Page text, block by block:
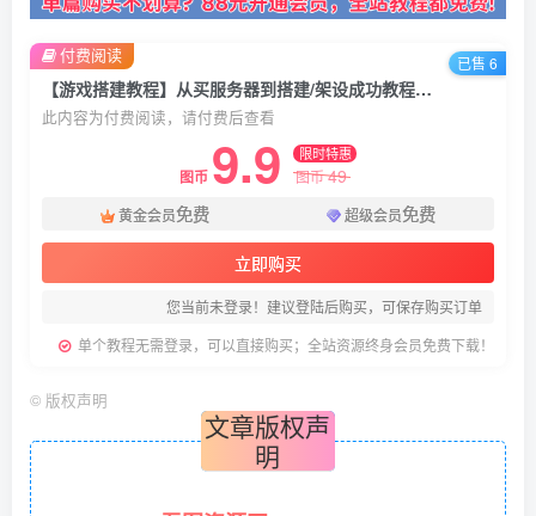
【游戏搭建教程】从买服务器到搭建/架设成功教程（购买本站游戏资源一键搭建脚本，客户端无广告）
此内容为付费阅读，请付费后查看
图币 9.9 限时特惠
图币49
黄金会员免费 超级会员免费
立即购买
您当前未登录！建议登陆后购买，可保存购买订单
单个教程无需登录，可以直接购买；全站资源终身会员免费下载！
付费阅读 已售 6
© 版权声明
文章版权声
明